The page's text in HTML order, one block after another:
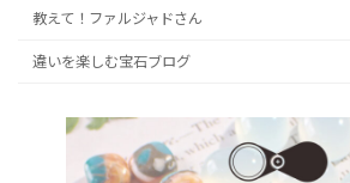
教えて！ファルジャドさん
違いを楽しむ宝石ブログ